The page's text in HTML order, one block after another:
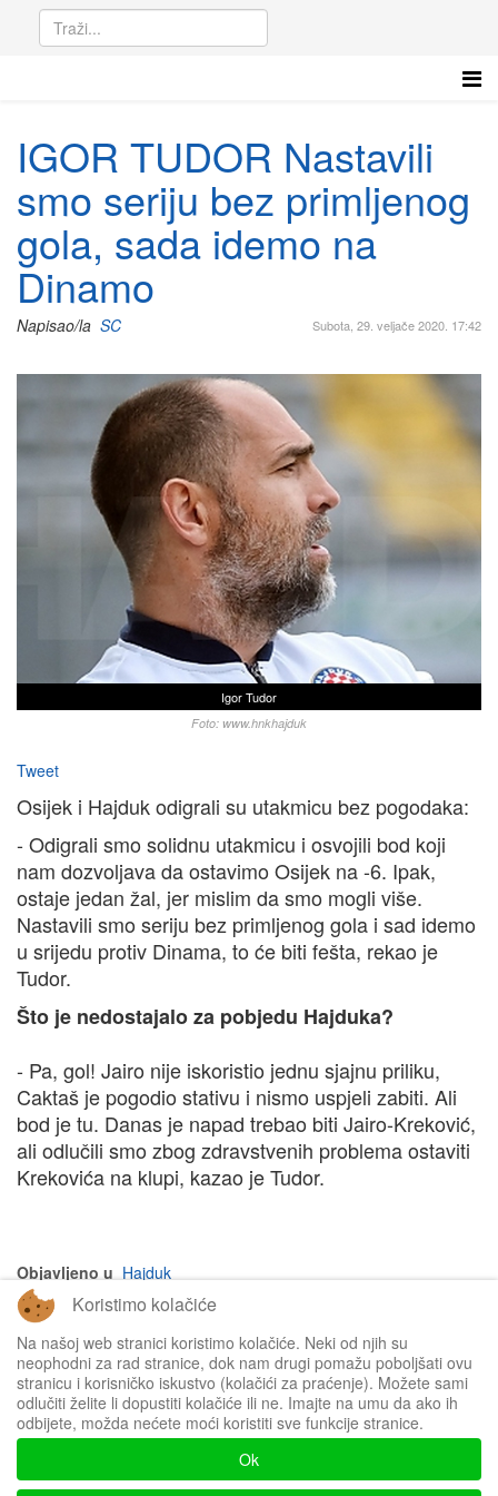
IGOR TUDOR Nastavili
smo seriju bez primljenog
gola, sada idemo na
Dinamo
Subota, 29. veljače 2020. 17:42
Napisao/la SC
Igor Tudor
Foto: www.hnkhajduk
Tweet
Osijek i Hajduk odigrali su utakmicu bez pogodaka:
- Odigrali smo solidnu utakmicu i osvojili bod koji
nam dozvoljava da ostavimo Osijek na -6. Ipak,
ostaje jedan žal, jer mislim da smo mogli više.
Nastavili smo seriju bez primljenog gola i sad idemo
u srijedu protiv Dinama, to će biti fešta, rekao je
Tudor.
Što je nedostajalo za pobjedu Hajduka?
- Pa, gol! Jairo nije iskoristio jednu sjajnu priliku,
Caktaš je pogodio stativu i nismo uspjeli zabiti. Ali
bod je tu. Danas je napad trebao biti Jairo-Kreković,
ali odlučili smo zbog zdravstvenih problema ostaviti
Krekovića na klupi, kazao je Tudor.
Objavljeno u Hajduk
Impressum
Koristimo kolačiće
Na našoj web stranici koristimo kolačiće. Neki od njih su
neophodni za rad stranice, dok nam drugi pomažu poboljšati ovu
stranicu i korisničko iskustvo (kolačići za praćenje). Možete sami
odlučiti želite li dopustiti kolačiće ili ne. Imajte na umu da ako ih
odbijete, možda nećete moći koristiti sve funkcije stranice.
Ok